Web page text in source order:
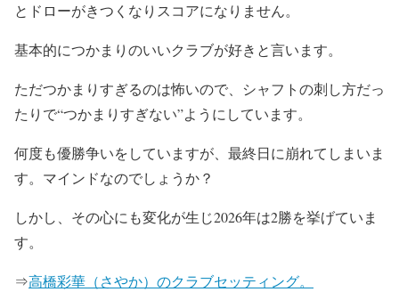
とドローがきつくなりスコアになりません。
基本的につかまりのいいクラブが好きと言います。
ただつかまりすぎるのは怖いので、シャフトの刺し方だっ
たりで“つかまりすぎない”ようにしています。
何度も優勝争いをしていますが、最終日に崩れてしまいま
す。マインドなのでしょうか？
しかし、その心にも変化が生じ2026年は2勝を挙げていま
す。
⇒高橋彩華（さやか）のクラブセッティング。